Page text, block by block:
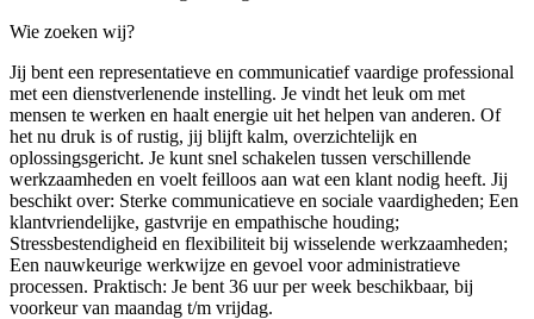
Wie zoeken wij?
Jij bent een representatieve en communicatief vaardige professional
met een dienstverlenende instelling. Je vindt het leuk om met
mensen te werken en haalt energie uit het helpen van anderen. Of
het nu druk is of rustig, jij blijft kalm, overzichtelijk en
oplossingsgericht. Je kunt snel schakelen tussen verschillende
werkzaamheden en voelt feilloos aan wat een klant nodig heeft. Jij
beschikt over: Sterke communicatieve en sociale vaardigheden; Een
klantvriendelijke, gastvrije en empathische houding;
Stressbestendigheid en flexibiliteit bij wisselende werkzaamheden;
Een nauwkeurige werkwijze en gevoel voor administratieve
processen. Praktisch: Je bent 36 uur per week beschikbaar, bij
voorkeur van maandag t/m vrijdag.